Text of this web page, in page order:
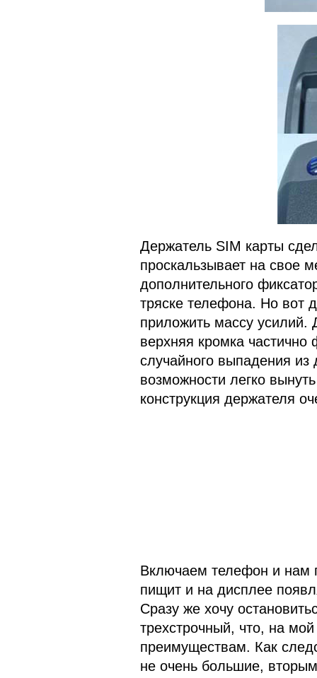
Держатель SIM карты
проскальзывает на свое
дополнительного
тряске телефона. Но вот
приложить массу усилий.
верхняя кромка частично
случайного выпадения
возможности легко
конструкция держателя
Включаем телефон и нам
пищит и на дисплее
Сразу же хочу
трехстрочный, что, на
преимуществам. Как
не очень большие,